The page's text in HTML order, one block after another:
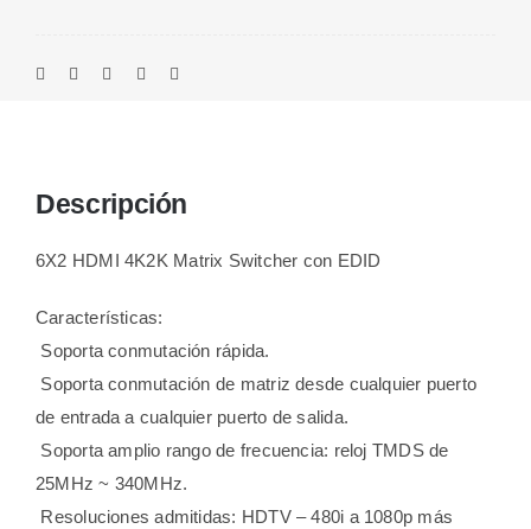
Descripción
6X2 HDMI 4K2K Matrix Switcher con EDID
Características:
 Soporta conmutación rápida.
 Soporta conmutación de matriz desde cualquier puerto
de entrada a cualquier puerto de salida.
 Soporta amplio rango de frecuencia: reloj TMDS de
25MHz ~ 340MHz.
 Resoluciones admitidas: HDTV – 480i a 1080p más